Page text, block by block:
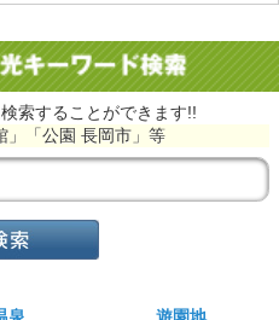
索することができます!!
」「公園 長岡市」等